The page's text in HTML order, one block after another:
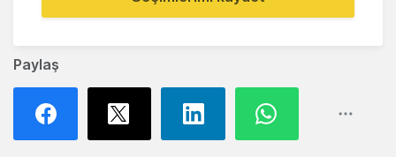
Paylaş